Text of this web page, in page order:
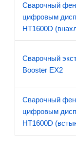
Сварочный
цифровым
HT1600D
Сварочный
Booster EX2
Сварочный
цифровым
HT1600D